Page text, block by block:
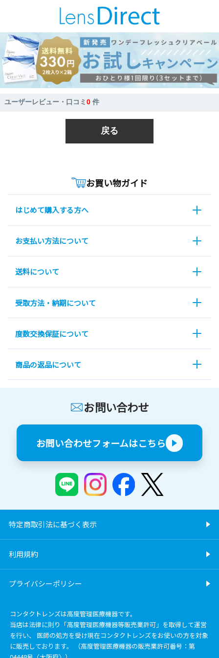
ユーザーレビュー・口コミ0 件
戻る
お買い物ガイド
はじめて購入する方へ
お支払い方法について
送料について
受取方法・納期について
度数交換保証について
商品の返品について
お問い合わせ
お問い合わせフォームはこちら
特定商取引法に基づく表示
利用規約
プライバシーポリシー
コンタクトレンズは高度管理医療機器です。
当店は法律に則り「高度管理医療機器等販売業許可」を取得して運営
を行い、 医師の処方を受け現在コンタクトレンズをお使いの方を対象
に販売しております。 （高度管理医療機器の販売業許可番号：第